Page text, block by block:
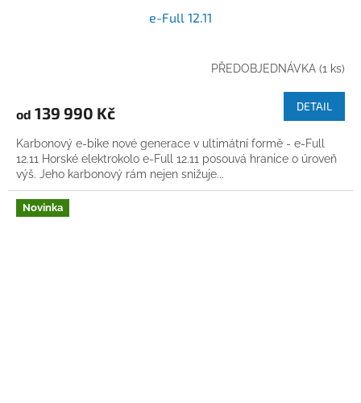
e-Full 12.11
PŘEDOBJEDNÁVKA (1 ks)
od 139 990 Kč DETAIL
Karbonový e-bike nové generace v ultimátní formě - e-Full
12.11 Horské elektrokolo e-Full 12.11 posouvá hranice o úroveň
výš. Jeho karbonový rám nejen snižuje...
Novinka